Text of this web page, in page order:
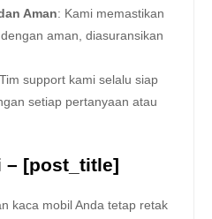
Aman: Kami memastikan
aman, diasuransikan
support kami selalu siap
setiap pertanyaan atau
– [post_title]
kaca mobil Anda tetap retak